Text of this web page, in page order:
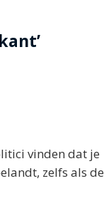
vinden dat je
zelfs als de